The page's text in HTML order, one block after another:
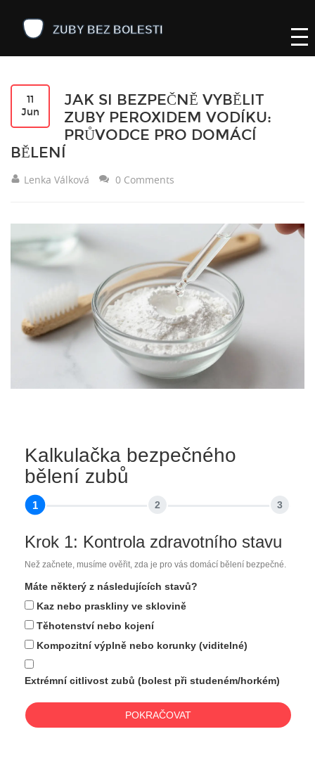
11
Jun
JAK SI BEZPEČNĚ VYBĚLIT
ZUBY PEROXIDEM VODÍKU:
PRŮVODCE PRO DOMÁCÍ
BĚLENÍ
Lenka Válková 0 Comments
Kalkulačka bezpečného
bělení zubů
1 2 3
Krok 1: Kontrola zdravotního stavu
Než začnete, musíme ověřit, zda je pro vás domácí bělení bezpečné.
Máte některý z následujících stavů?
Kaz nebo praskliny ve sklovině
Těhotenství nebo kojení
Kompozitní výplně nebo korunky (viditelné)
Extrémní citlivost zubů (bolest při studeném/horkém)
POKRAČOVAT